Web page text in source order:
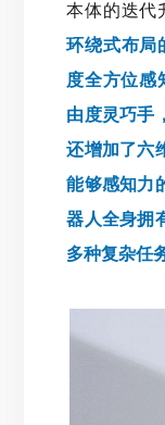
本体的迭
环绕式布局
度全方位感
由度灵巧手
还增加了六
能够感知力
器人全身拥
多种复杂任